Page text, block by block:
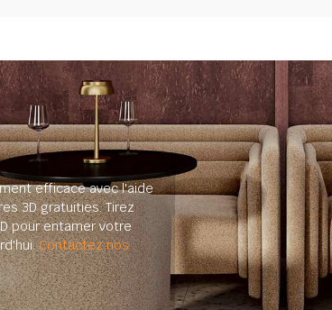
efficace avec l'aide
3D gratuities. Tirez
pour entamer votre
Contactez nos